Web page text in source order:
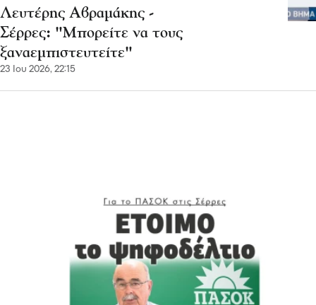
Λευτέρης Αβραμάκης -
Σέρρες: "Μπορείτε να τους
ξαναεμπιστευτείτε"
23 Ιου 2026, 22:15